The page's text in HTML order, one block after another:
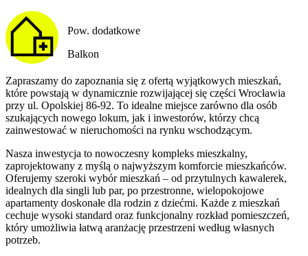
Pow. dodatkowe
Balkon
Zapraszamy do zapoznania się z ofertą wyjątkowych mieszkań,
które powstają w dynamicznie rozwijającej się części Wrocławia
przy ul. Opolskiej 86-92. To idealne miejsce zarówno dla osób
szukających nowego lokum, jak i inwestorów, którzy chcą
zainwestować w nieruchomości na rynku wschodzącym.
Nasza inwestycja to nowoczesny kompleks mieszkalny,
zaprojektowany z myślą o najwyższym komforcie mieszkańców.
Oferujemy szeroki wybór mieszkań – od przytulnych kawalerek,
idealnych dla singli lub par, po przestronne, wielopokojowe
apartamenty doskonałe dla rodzin z dziećmi. Każde z mieszkań
cechuje wysoki standard oraz funkcjonalny rozkład pomieszczeń,
który umożliwia łatwą aranżację przestrzeni według własnych
potrzeb.